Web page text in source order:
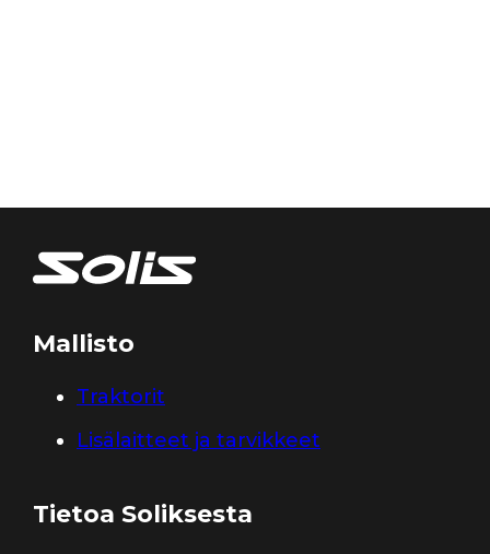
Mallisto
Traktorit
Lisälaitteet ja tarvikkeet
Tietoa Soliksesta